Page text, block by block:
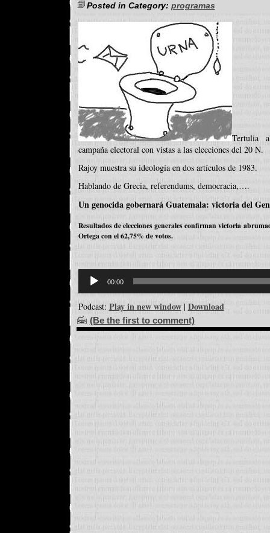
Posted in Category: programas
Tertulia
campaña electoral con vistas a las elecciones del 20 N.
Rajoy muestra su ideología en dos artículos de 1983.
Hablando de Grecia, referendums, democracia,….
Un genocida gobernará Guatemala: victoria del
Resultados de elecciones generales confirman victoria
Ortega con el 62,75% de votos.
d'àudio
00:00
Podcast: Play in new window| Download
(Be the first to comment)